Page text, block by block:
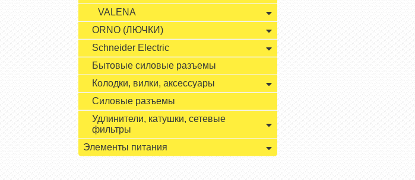
VALENA
ORNO (ЛЮЧКИ)
Schneider Electric
Бытовые силовые разъемы
Колодки, вилки, аксессуары
Силовые разъемы
Удлинители, катушки, сетевые
фильтры
Элементы питания